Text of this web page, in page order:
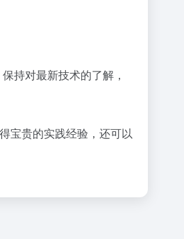
持对最新技术的了解，
宝贵的实践经验，还可以